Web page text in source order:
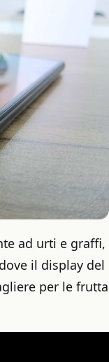
ad urti e graffi,
il display del
per le frutta